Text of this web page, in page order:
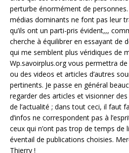
perturbe énormément de
médias dominants ne font pas leur
qu’ils ont un parti-pris évident,,,
cherche à équilibrer en essayant de
qui me semblent plus véridiques de
Wp.savoirplus.org vous permettra
ou des videos et articles d’autres
pertinents. Je passe en général
regarder des articles et visionner
de l’actualité ; dans tout ceci, il faut
d’infos ne correspondent pas à
ceux qui n’ont pas trop de temps de
éventail de publications choisies.
Thierry !